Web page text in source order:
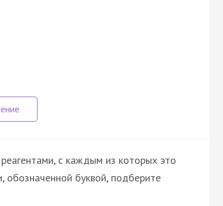
с каждым из которых это
буквой, подберите